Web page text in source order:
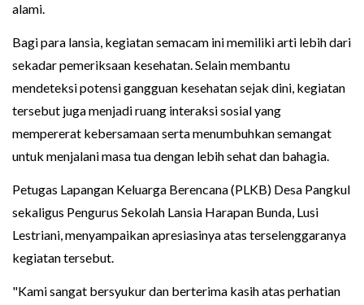
alami.
Bagi para lansia, kegiatan semacam ini memiliki arti lebih dari
sekadar pemeriksaan kesehatan. Selain membantu
mendeteksi potensi gangguan kesehatan sejak dini, kegiatan
tersebut juga menjadi ruang interaksi sosial yang
mempererat kebersamaan serta menumbuhkan semangat
untuk menjalani masa tua dengan lebih sehat dan bahagia.
Petugas Lapangan Keluarga Berencana (PLKB) Desa Pangkul
sekaligus Pengurus Sekolah Lansia Harapan Bunda, Lusi
Lestriani, menyampaikan apresiasinya atas terselenggaranya
kegiatan tersebut.
"Kami sangat bersyukur dan berterima kasih atas perhatian